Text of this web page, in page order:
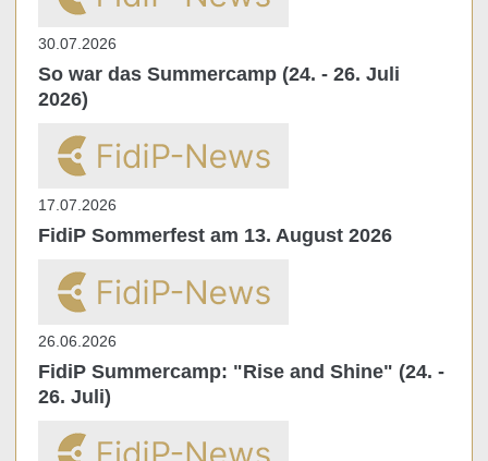
30.07.2026
So war das Summercamp (24. - 26. Juli
2026)
17.07.2026
FidiP Sommerfest am 13. August 2026
26.06.2026
FidiP Summercamp: "Rise and Shine" (24. -
26. Juli)